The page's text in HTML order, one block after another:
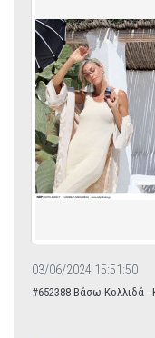
03/06/2024 15:51:50
#652388 Βάσω Κολλιδά -